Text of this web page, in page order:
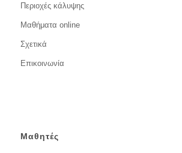
Περιοχές κάλυψης
Μαθήματα online
Σχετικά
Επικοινωνία
Μαθητές